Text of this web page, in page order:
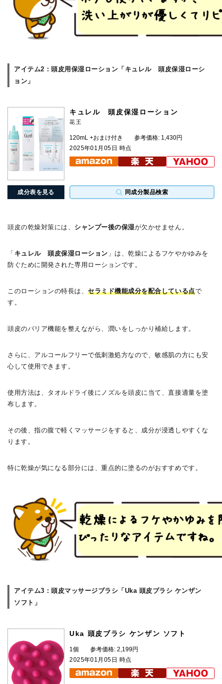
アイテム2：頭皮用保湿ローション「キュレル 頭皮保湿ローシ
ョン」
成分表を見る 同成分製品検索
キュレル 頭皮保湿ローション
花王
120mL +おまけ付き
参考価格: 1,430円
2025年01月05日 時点
頭皮の乾燥対策には、 シャンプー後の保湿が欠かせません。
「 キュレル 頭皮保湿ローション 」は、乾燥によるフケやかゆみを
防ぐために開発された専用ローションです。
このローションの特長は、セラミド機能成分を配合している点で
す。
頭皮のバリア機能を整えながら、潤いをしっかり補給します。
さらに、アルコールフリーで低刺激処方なので、敏感肌の方にも安
心して使用できます。
使用方法は、タオルドライ後にノズルを頭皮に当て、直接適量を塗
布します。
その後、指の腹で軽くマッサージをすると、成分が浸透しやすくな
ります。
特に乾燥が気になる部分には、重点的に塗るのがおすすめです。
アイテム3：頭皮マッサージブラシ「Uka 頭皮ブラシ ケンザン
ソフト」
Uka 頭皮ブラシ ケンザン ソフト
1個
参考価格: 2,199円
2025年01月05日 時点